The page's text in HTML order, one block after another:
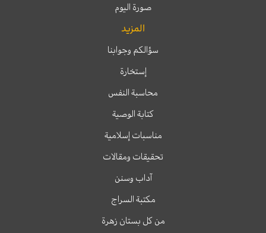
صورة اليوم
المزيد
سؤالكم وجوابنا
إستخارة
محاسبة النفس
كتابة الوصية
مناسبات إسلامية
تحقيقات ومقالات
آداب وسنن
مكتبة السراج
من كل بستان زهرة